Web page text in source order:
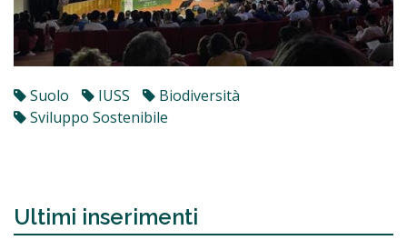
Suolo IUSS
Biodiversità
Sviluppo Sostenibile
Ultimi inserimenti